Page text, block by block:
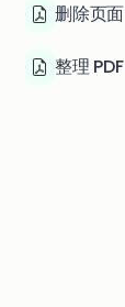
删除页面
整理 PDF